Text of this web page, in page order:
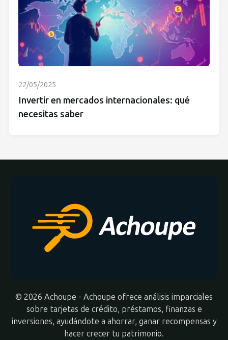
22/05/2025
Invertir en mercados internacionales: qué
necesitas saber
© 2026 Achoupe - Achoupe ofrece análisis imparciales
sobre tarjetas de crédito, préstamos, finanzas e
inversiones, ayudándote a ahorrar, ganar recompensas y
hacer crecer tu patrimonio.